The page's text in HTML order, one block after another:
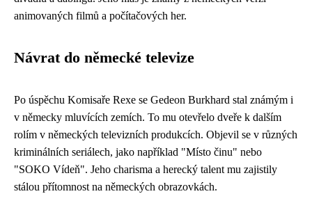
animovaných filmů a počítačových her.
Návrat do německé televize
Po úspěchu Komisaře Rexe se Gedeon Burkhard stal známým i
v německy mluvících zemích. To mu otevřelo dveře k dalším
rolím v německých televizních produkcích. Objevil se v různých
kriminálních seriálech, jako například "Místo činu" nebo
"SOKO Vídeň". Jeho charisma a herecký talent mu zajistily
stálou přítomnost na německých obrazovkách.